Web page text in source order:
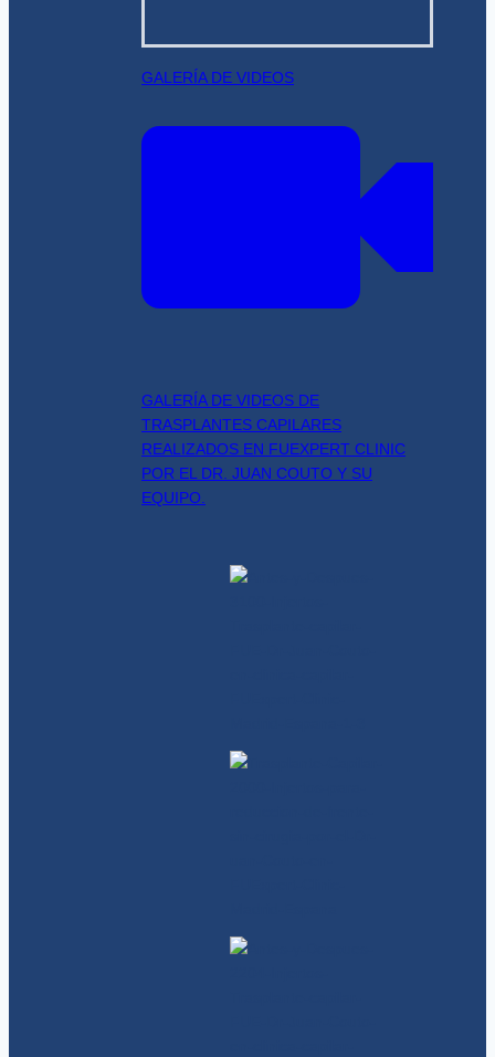
GALERÍA DE VIDEOS
GALERÍA DE VIDEOS DE
TRASPLANTES CAPILARES
REALIZADOS EN FUEXPERT CLINIC
POR EL DR. JUAN COUTO Y SU
EQUIPO.